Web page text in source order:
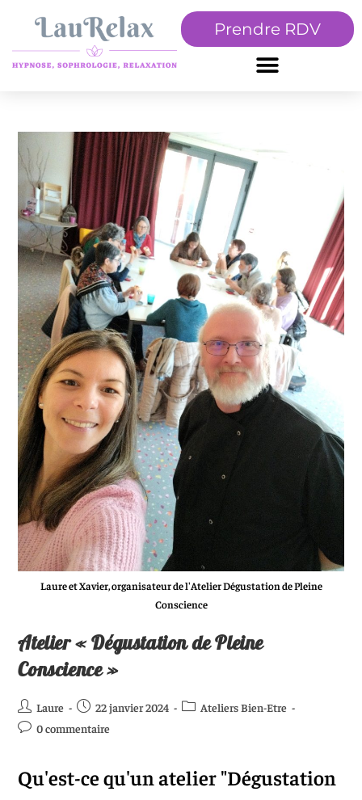
Prendre RDV
Laure et Xavier, organisateur de l'Atelier Dégustation de Pleine
Conscience
Atelier « Dégustation de Pleine
Conscience »
Laure 22 janvier 2024
Ateliers Bien-Etre
0 commentaire
Qu'est-ce qu'un atelier "Dégustation